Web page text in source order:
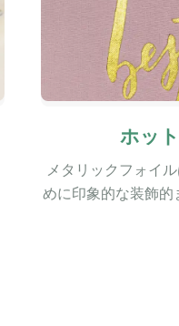
ホッ
メタリックフォイ
めに印象的な装飾